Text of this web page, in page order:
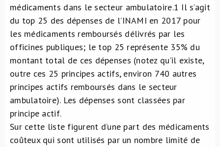
médicaments dans le secteur ambulatoire.1 Il s’agit
du top 25 des dépenses de l’INAMI en 2017 pour
les médicaments remboursés délivrés par les
officines publiques; le top 25 représente 35% du
montant total de ces dépenses (notez qu’il existe,
outre ces 25 principes actifs, environ 740 autres
principes actifs remboursés dans le secteur
ambulatoire). Les dépenses sont classées par
principe actif.
Sur cette liste figurent d’une part des médicaments
coûteux qui sont utilisés par un nombre limité de